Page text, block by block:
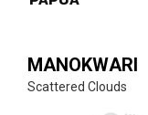
MANOKWARI
Scattered Clouds